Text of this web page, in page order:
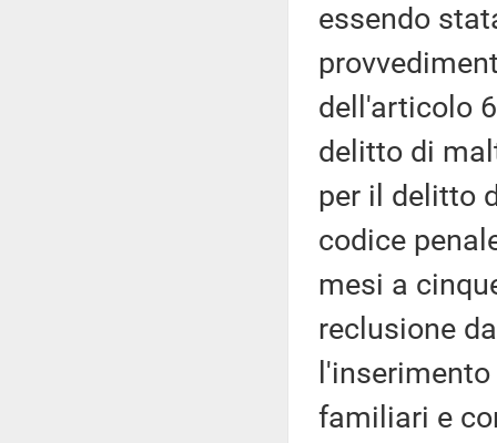
essendo
dell'articolo
delitto di
per il delitto
codice
mesi a
reclusione
familiari e